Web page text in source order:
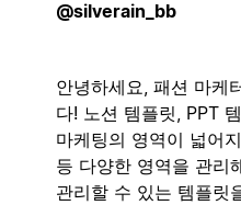
@silverain_bb
안녕하세요, 패션 마케
다! 노션 템플릿, PPT
마케팅의 영역이 넓어
등 다양한 영역을 관리
관리할 수 있는 템플릿